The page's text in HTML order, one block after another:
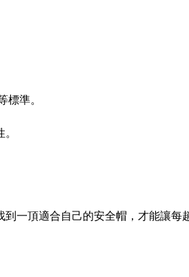
標準。
一頂適合自己的安全帽，才能讓每